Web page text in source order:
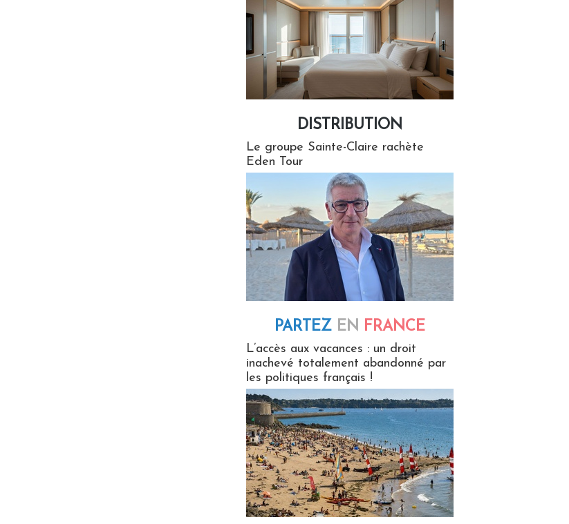
DISTRIBUTION
Le groupe Sainte-Claire rachète
Eden Tour
PARTEZ EN FRANCE
L’accès aux vacances : un droit
inachevé totalement abandonné par
les politiques français !